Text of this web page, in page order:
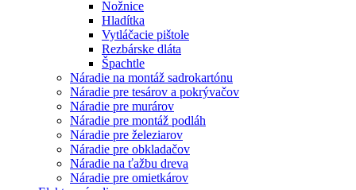
Nožnice
Hladítka
Vytláčacie pištole
Rezbárske dláta
Špachtle
Náradie na montáž sadrokartónu
Náradie pre tesárov a pokrývačov
Náradie pre murárov
Náradie pre montáž podláh
Náradie pre železiarov
Náradie pre obkladačov
Náradie na ťažbu dreva
Náradie pre omietkárov